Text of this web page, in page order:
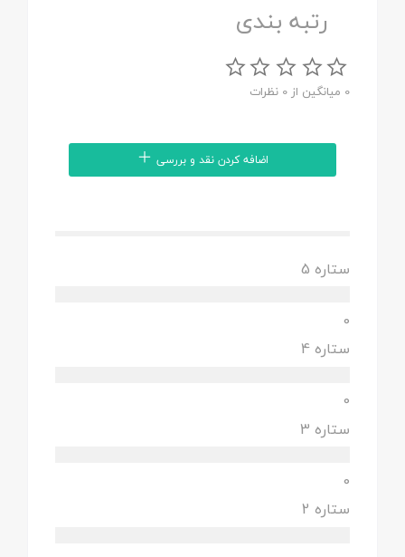
رتبه بندی
0 میانگین از 0 نظرات
اضافه کردن نقد و بررسی
ستاره 5
0
ستاره 4
0
ستاره 3
0
ستاره 2